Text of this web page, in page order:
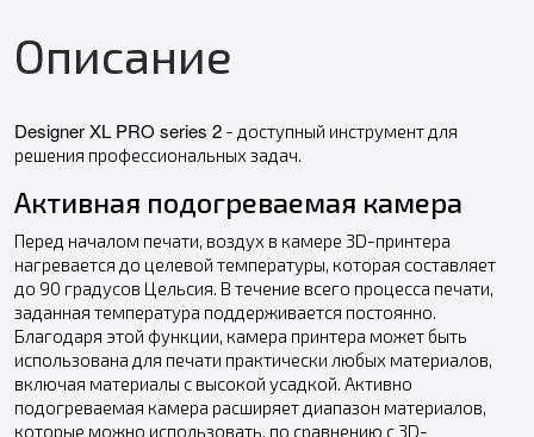
Описание
Designer XL PRO series 2 - доступный инструмент для
решения профессиональных задач.
Активная подогреваемая камера
Перед началом печати, воздух в камере 3D-принтера
нагревается до целевой температуры, которая составляет
до 90 градусов Цельсия. В течение всего процесса печати,
заданная температура поддерживается постоянно.
Благодаря этой функции, камера принтера может быть
использована для печати практически любых материалов,
включая материалы с высокой усадкой. Активно
подогреваемая камера расширяет диапазон материалов,
которые можно использовать, по сравнению с 3D-